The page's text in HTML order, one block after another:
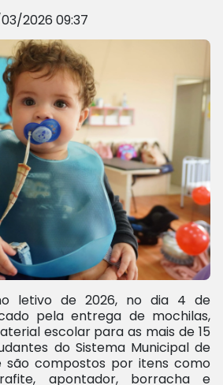
03/2026 09:37
letivo de 2026, no dia 4 de
pela entrega de mochilas,
escolar para as mais de 15
do Sistema Municipal de
são compostos por itens como
apontador, borracha e